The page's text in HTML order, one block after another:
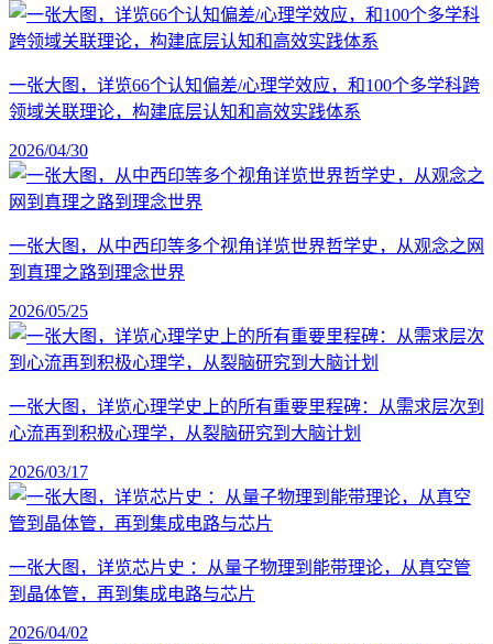
一张大图，详览66个认知偏差/心理学效应，和100个多学科跨
领域关联理论，构建底层认知和高效实践体系
2026/04/30
一张大图，从中西印等多个视角详览世界哲学史，从观念之网
到真理之路到理念世界
2026/05/25
一张大图，详览心理学史上的所有重要里程碑：从需求层次到
心流再到积极心理学，从裂脑研究到大脑计划
2026/03/17
一张大图，详览芯片史 ：从量子物理到能带理论，从真空管
到晶体管，再到集成电路与芯片
2026/04/02